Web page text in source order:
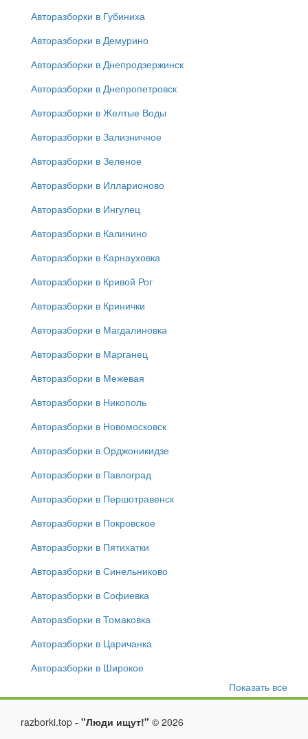
Авторазборки в Губиниха
Авторазборки в Демурино
Авторазборки в Днепродзержинск
Авторазборки в Днепропетровск
Авторазборки в Желтые Воды
Авторазборки в Зализничное
Авторазборки в Зеленое
Авторазборки в Илларионово
Авторазборки в Ингулец
Авторазборки в Калинино
Авторазборки в Карнауховка
Авторазборки в Кривой Рог
Авторазборки в Кринички
Авторазборки в Магдалиновка
Авторазборки в Марганец
Авторазборки в Межевая
Авторазборки в Никополь
Авторазборки в Новомосковск
Авторазборки в Орджоникидзе
Авторазборки в Павлоград
Авторазборки в Першотравенск
Авторазборки в Покровское
Авторазборки в Пятихатки
Авторазборки в Синельниково
Авторазборки в Софиевка
Авторазборки в Томаковка
Авторазборки в Царичанка
Авторазборки в Широкое
Показать все
razborki.top - "Люди ищут!" © 2026